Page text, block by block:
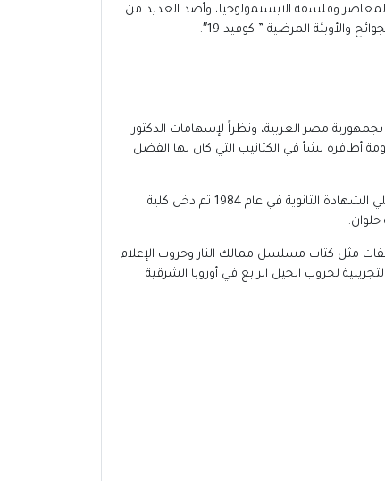
وفلسفة الابستمولوجيا، وأصد العديد من
المرضية ” كوفيد 19″.
مصر العربية، ونظراً لإسهامات الدكتور
فقد أطلق عليه لقب المثقف الشامل، ولد في محافظة سوهاج بمدينة أخميم عام 1966، ومنذ نعومة أظافره نشأ في الكتاتيب التي كان لها الفضل
ظل الدكتور محمود محمد علي محمد يكافح في دراسته حتي حصل علي الشهادة الابتدائية عام 1977 وأكمل دراسته الثانوية حتي حصل علي الشهادة الثانوية في عام 1984 ثم دخل كلية
مثل كتاب مسلسل ممالك النار وحروب الإعلام
لحروب الجيل الرابع في أوروبا الشرقية